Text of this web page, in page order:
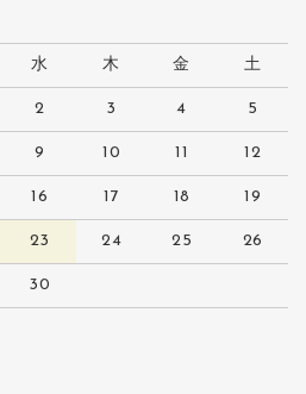
水 木 金 土
2 3 4 5
9 10 11 12
16 17 18 19
23 24 25 26
30